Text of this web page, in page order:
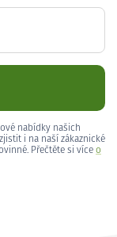
nabídky našich
i na naší zákaznické
Přečtěte si více o